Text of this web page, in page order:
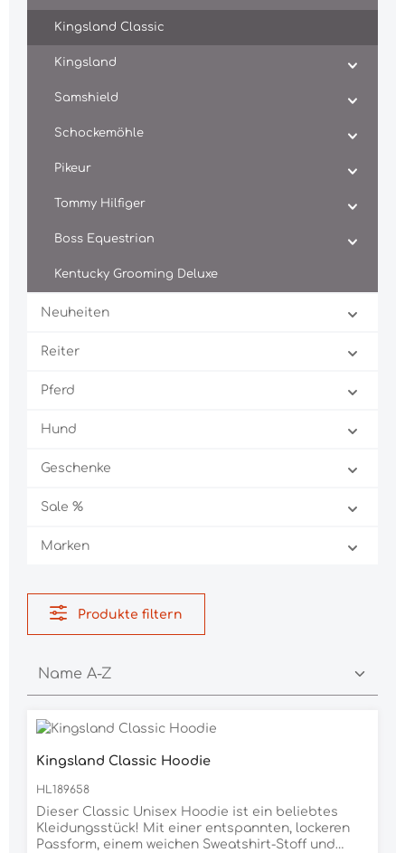
Kingsland Classic
Kingsland
Samshield
Schockemöhle
Pikeur
Tommy Hilfiger
Boss Equestrian
Kentucky Grooming Deluxe
Neuheiten
Reiter
Pferd
Hund
Geschenke
Sale %
Marken
Produkte filtern
Kingsland Classic Hoodie
HL189658
Dieser Classic Unisex Hoodie ist ein beliebtes
Kleidungsstück! Mit einer entspannten, lockeren
Passform, einem weichen Sweatshirt-Stoff und